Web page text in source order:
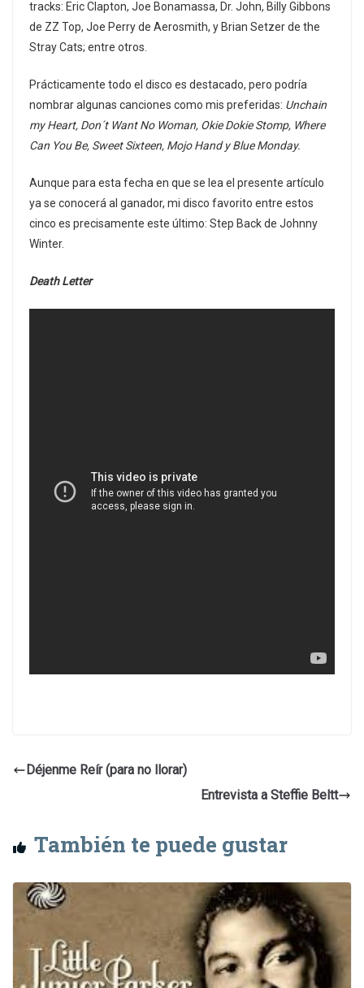
tracks: Eric Clapton, Joe Bonamassa, Dr. John, Billy Gibbons
de ZZ Top, Joe Perry de Aerosmith, y Brian Setzer de the
Stray Cats; entre otros.
Prácticamente todo el disco es destacado, pero podría
nombrar algunas canciones como mis preferidas: Unchain
my Heart, Don´t Want No Woman, Okie Dokie Stomp, Where
Can You Be, Sweet Sixteen, Mojo Hand y Blue Monday.
Aunque para esta fecha en que se lea el presente artículo
ya se conocerá al ganador, mi disco favorito entre estos
cinco es precisamente este último: Step Back de Johnny
Winter.
Death Letter
Déjenme Reír (para no llorar)
Entrevista a Steffie Beltt
También te puede gustar